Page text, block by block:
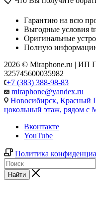
Гарантию на всю
Выгодные условия
Оригинальные
Полную
2026 © Miraphone.ru |
325745600035982
+7 (383) 388-98-83
miraphone@yandex.ru
Новосибирск, Красный
цокольный этаж, рядом с
Вконтакте
YouTube
Политика
Найти